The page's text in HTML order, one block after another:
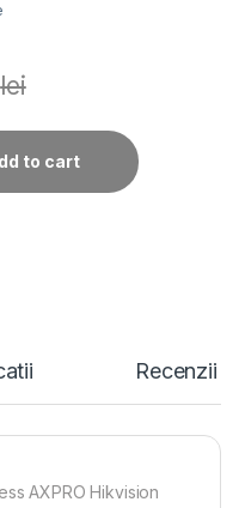
lei
AXPRO Hikvision DS-
to cart
Recenzii
AXPRO Hikvision